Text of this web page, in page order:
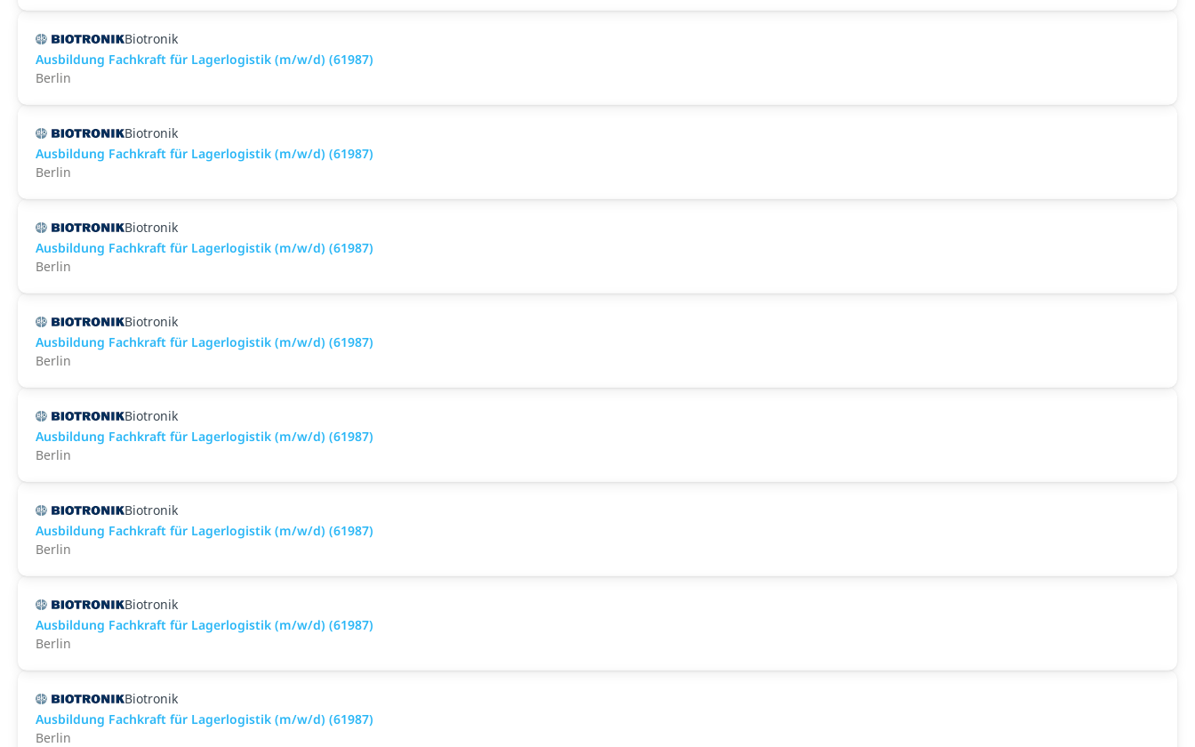
Biotronik
Ausbildung Fachkraft für Lagerlogistik (m/w/d) (61987)
Berlin
Biotronik
Ausbildung Fachkraft für Lagerlogistik (m/w/d) (61987)
Berlin
Biotronik
Ausbildung Fachkraft für Lagerlogistik (m/w/d) (61987)
Berlin
Biotronik
Ausbildung Fachkraft für Lagerlogistik (m/w/d) (61987)
Berlin
Biotronik
Ausbildung Fachkraft für Lagerlogistik (m/w/d) (61987)
Berlin
Biotronik
Ausbildung Fachkraft für Lagerlogistik (m/w/d) (61987)
Berlin
Biotronik
Ausbildung Fachkraft für Lagerlogistik (m/w/d) (61987)
Berlin
Biotronik
Ausbildung Fachkraft für Lagerlogistik (m/w/d) (61987)
Berlin